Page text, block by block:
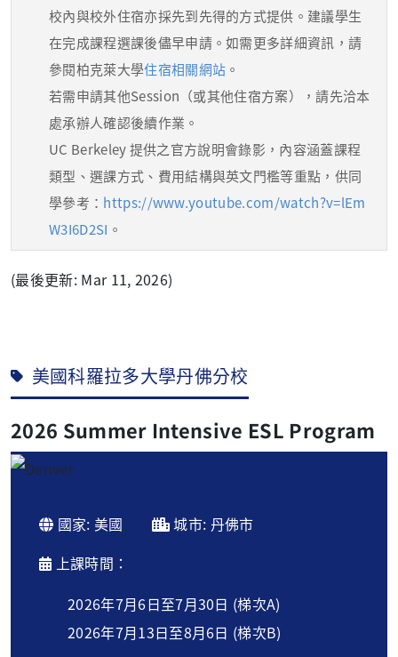
校內與校外住宿亦採先到先得的方式提供。建議學生
在完成課程選課後儘早申請。如需更多詳細資訊，請
參閱柏克萊大學住宿相關網站 。
若需申請其他Session（或其他住宿方案），請先洽本
處承辦人確認後續作業。
UC Berkeley 提供之官方說明會錄影，內容涵蓋課程
類型、選課方式、費用結構與英文門檻等重點，供同
學參考： https://www.youtube.com/watch?v=lEm
W3I6D2SI 。
(最後更新: Mar 11, 2026)
美國科羅拉多大學丹佛分校
2026 Summer Intensive ESL Program
國家: 美國
城市: 丹佛市
上課時間：
2026年7月6日至7月30日 (梯次A)
2026年7月13日至8月6日 (梯次B)